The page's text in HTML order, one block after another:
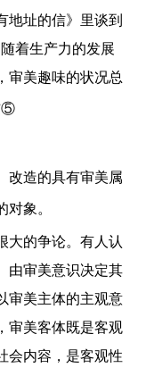
地址的信》里谈到
着生产力的发展
审美趣味的状况总
改造的具有审美属
象。
大的争论。有人认
由审美意识决定其
审美主体的主观意
审美客体既是客观
会内容，是客观性